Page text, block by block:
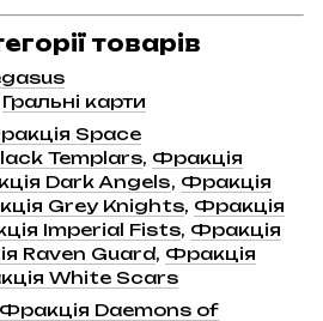
товарів
Гральні карти
Space
Templars, Фракція
Dark Angels, Фракція
Grey Knights, Фракція
Imperial Fists, Фракція
Raven Guard, Фракція
White Scars
Фракція Daemons of